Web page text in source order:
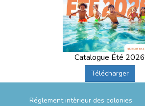
Catalogue Été 2026
Télécharger
Réglement intèrieur des colonies